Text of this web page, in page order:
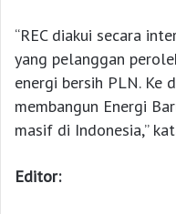
“REC diakui secara
yang pelanggan
energi bersih PLN. Ke
membangun Energi
masif di Indonesia,”
Editor: